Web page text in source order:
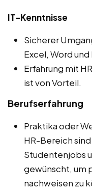
IT-Kenntnisse
Sicherer
Excel, Word
Erfahrung mit
ist von Vorteil.
Berufserfahrung
Praktika oder
HR-Bereich
Studentenjobs
gewünscht, um
nachweisen zu